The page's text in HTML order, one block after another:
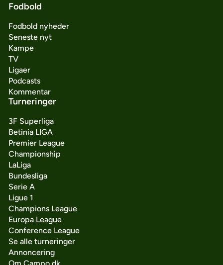
Fodbold
Fodbold nyheder
Seneste nyt
Kampe
TV
Ligaer
Podcasts
Kommentar
Turneringer
3F Superliga
Betinia LIGA
Premier League
Championship
LaLiga
Bundesliga
Serie A
Ligue 1
Champions League
Europa League
Conference League
Se alle turneringer
Annoncering